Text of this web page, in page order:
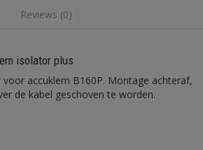
Reviews (0)
isolator plus
accuklem B160P. Montage achteraf,
de kabel geschoven te worden.